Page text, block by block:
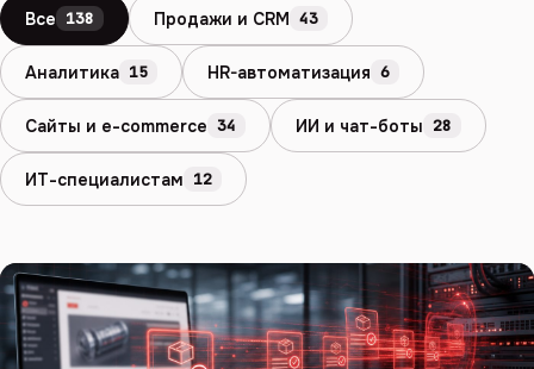
Все 138 Продажи и CRM 43
Аналитика 15 HR-автоматизация 6
Сайты и e-commerce 34 ИИ и чат-боты 28
ИТ-специалистам 12